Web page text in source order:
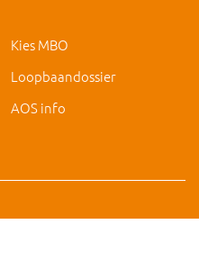
Kies MBO
Loopbaandossier
AOS info
hc@ivo-deurne.nl|Cookies